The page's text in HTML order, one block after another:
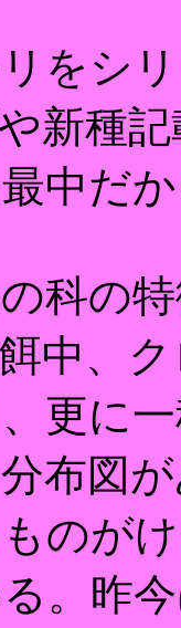
をシ
新種
中だ
科の
中、
更に
布図
のが
。昨